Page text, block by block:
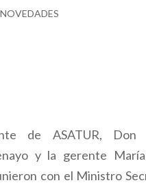
NOVEDADES
de ASATUR, Don
y la gerente
con el Ministro